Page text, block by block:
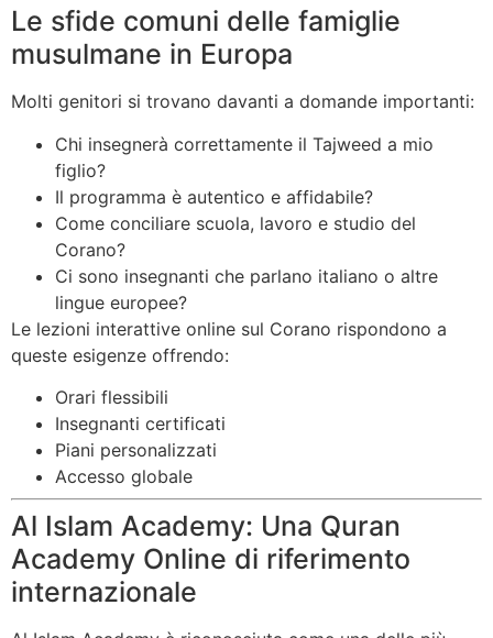
Le sfide comuni delle famiglie
musulmane in Europa
Molti genitori si trovano davanti a domande importanti:
Chi insegnerà correttamente il Tajweed a mio
figlio?
Il programma è autentico e affidabile?
Come conciliare scuola, lavoro e studio del
Corano?
Ci sono insegnanti che parlano italiano o altre
lingue europee?
Le lezioni interattive online sul Corano rispondono a
queste esigenze offrendo:
Orari flessibili
Insegnanti certificati
Piani personalizzati
Accesso globale
Al Islam Academy: Una Quran
Academy Online di riferimento
internazionale